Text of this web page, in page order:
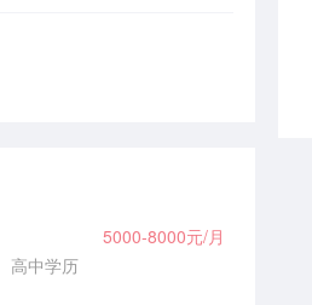
5000-8000元/月
高中学历